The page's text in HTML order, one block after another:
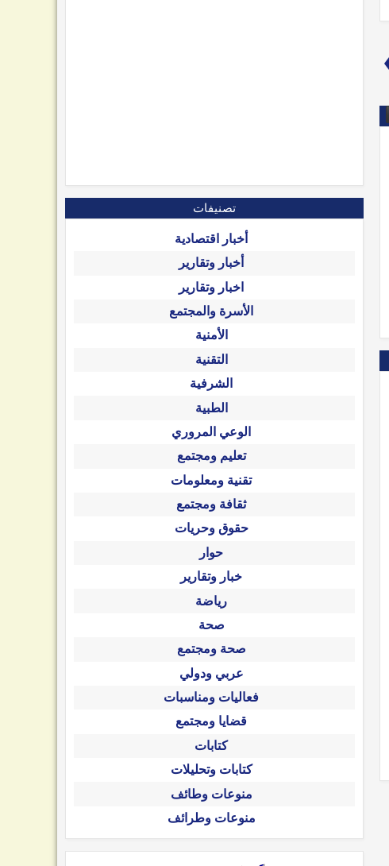
تصنيفات
أخبار اقتصادية
أخبار وتقارير
اخبار وتقارير
الأسرة والمجتمع
الأمنية
التقنية
الشرفية
الطبية
الوعي المروري
تعليم ومجتمع
تقنية ومعلومات
ثقافة ومجتمع
حقوق وحريات
حوار
خبار وتقارير
رياضة
صحة
صحة ومجتمع
عربي ودولي
فعاليات ومناسبات
قضايا ومجتمع
كتابات
كتابات وتحليلات
منوعات وطائف
منوعات وطرائف